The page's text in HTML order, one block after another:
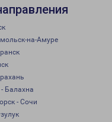
на-Амуре
- Балахна
- Сочи